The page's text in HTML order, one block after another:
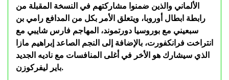
الألماني والذين ضمنوا مشاركتهم في النسخة المقبلة من
رابطة ابطال أوروبا، ويتعلق الأمر بكل من المدافع رامي بن
سبعيني مع بوروسيا دورتموند، المهاجم فارس شايبي مع
انتراخت فرانكفورت، بالإضافة إلى النجم الصاعد إبراهيم مازا
الذي سيشارك هو الأخر في أغلى المنافسات مع ناديه الجديد
باير ليفركوزن.